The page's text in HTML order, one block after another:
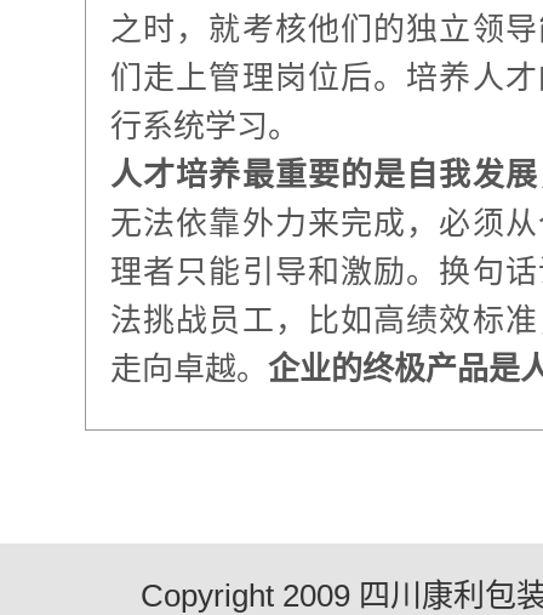
之时，就考核他们的独立领
们走上管理岗位后。培养人
行系统学习。
人才培养最重要的是自我发
无法依靠外力来完成，必须
理者只能引导和激励。换句
法挑战员工，比如高绩效标
走向卓越。 企业的终极产品是
Copyright 2009 四川康利包